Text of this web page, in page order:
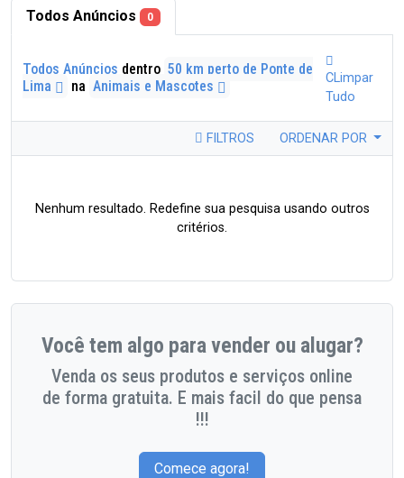
Todos Anúncios 0
Todos Anúncios dentro 50 km perto de Ponte de
Lima
na Animais e Mascotes
CLimpar
Tudo
FILTROS ORDENAR POR
Nenhum resultado. Redefine sua pesquisa usando outros
critérios.
Você tem algo para vender ou alugar?
Venda os seus produtos e serviços online
de forma gratuita. E mais facil do que pensa
!!!
Comece agora!